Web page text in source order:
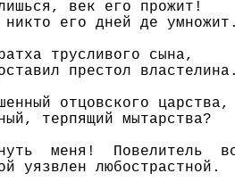
век его прожит!
его дней де умножит.
трусливого сына,
престол властелина.
отцовского царства,
терпящий мытарства?
меня!  Повелитель
уязвлен любострастной.